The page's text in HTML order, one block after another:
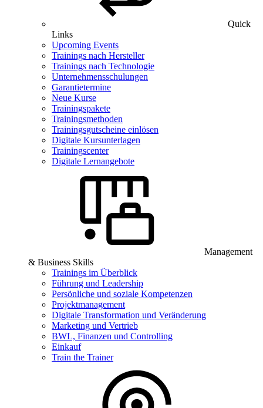
Quick
Links
Upcoming Events
Trainings nach Hersteller
Trainings nach Technologie
Unternehmensschulungen
Garantietermine
Neue Kurse
Trainingspakete
Trainingsmethoden
Trainingsgutscheine einlösen
Digitale Kursunterlagen
Trainingscenter
Digitale Lernangebote
Management
& Business Skills
Trainings im Überblick
Führung und Leadership
Persönliche und soziale Kompetenzen
Projektmanagement
Digitale Transformation und Veränderung
Marketing und Vertrieb
BWL, Finanzen und Controlling
Einkauf
Train the Trainer